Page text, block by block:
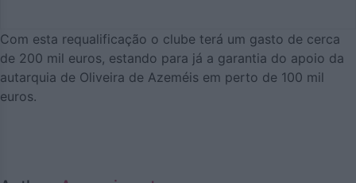
Com esta requalificação o clube terá um gasto de cerca
de 200 mil euros, estando para já a garantia do apoio da
autarquia de Oliveira de Azeméis em perto de 100 mil
euros.